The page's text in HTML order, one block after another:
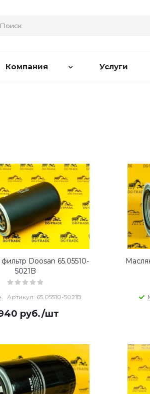
Компания Услуги
Doosan 65.05510-
5021B
Артикул: 65.05510-5021B
руб./шт